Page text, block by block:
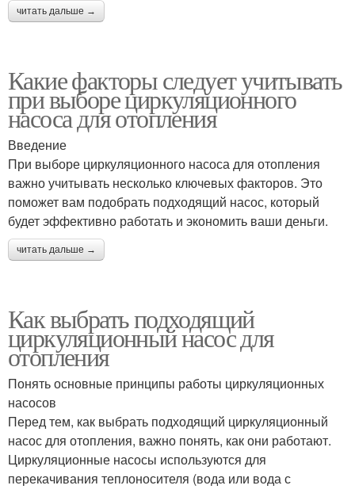
читать дальше →
Какие факторы следует учитывать
при выборе циркуляционного
насоса для отопления
Введение
При выборе циркуляционного насоса для отопления
важно учитывать несколько ключевых факторов. Это
поможет вам подобрать подходящий насос, который
будет эффективно работать и экономить ваши деньги.
читать дальше →
Как выбрать подходящий
циркуляционный насос для
отопления
Понять основные принципы работы циркуляционных
насосов
Перед тем, как выбрать подходящий циркуляционный
насос для отопления, важно понять, как они работают.
Циркуляционные насосы используются для
перекачивания теплоносителя (вода или вода с